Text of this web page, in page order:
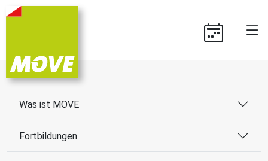
Was ist MOVE
Fortbildungen